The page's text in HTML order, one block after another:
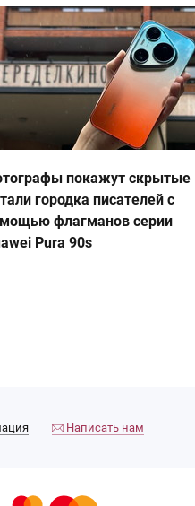
покажут скрытые
городка писателей с
флагманов серии
Pura 90s
Написать нам